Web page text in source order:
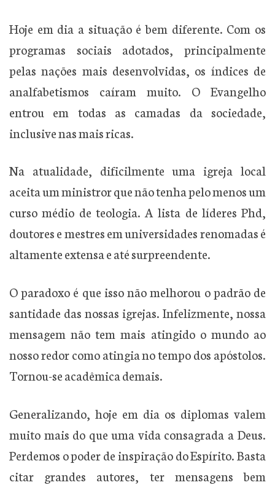
Hoje em dia a situação é bem diferente. Com os
programas sociais adotados, principalmente
pelas nações mais desenvolvidas, os índices de
analfabetismos caíram muito. O Evangelho
entrou em todas as camadas da sociedade,
inclusive nas mais ricas.
Na atualidade, dificilmente uma igreja local
aceita um ministror que não tenha pelo menos um
curso médio de teologia. A lista de líderes Phd,
doutores e mestres em universidades renomadas é
altamente extensa e até surpreendente.
O paradoxo é que isso não melhorou o padrão de
santidade das nossas igrejas. Infelizmente, nossa
mensagem não tem mais atingido o mundo ao
nosso redor como atingia no tempo dos apóstolos.
Tornou-se acadêmica demais.
Generalizando, hoje em dia os diplomas valem
muito mais do que uma vida consagrada a Deus.
Perdemos o poder de inspiração do Espírito. Basta
citar grandes autores, ter mensagens bem